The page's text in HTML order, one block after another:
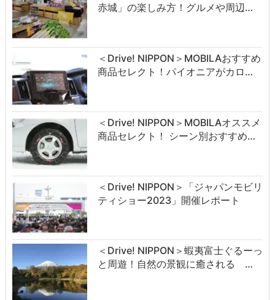
赤城」の楽しみ方！グルメや周辺…
＜Drive! NIPPON＞MOBILAおすすめ
商品セレクト！パイオニアがカロ…
＜Drive! NIPPON＞MOBILAオススメ
商品セレクト！ シーン別おすすめ…
＜Drive! NIPPON＞「ジャパンモビリ
ティショー2023」開催レポート
＜Drive! NIPPON＞蝦夷富士ぐるーっ
と周遊！自然の景観に癒される …